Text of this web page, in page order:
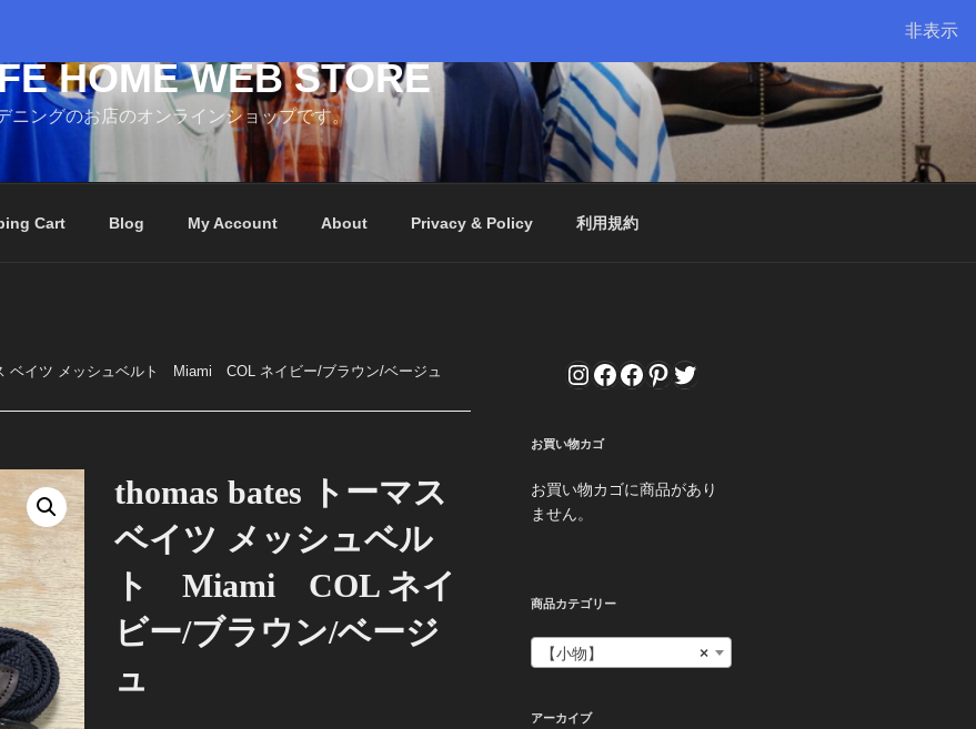
非表示
HOME WEB STORE
ニングのお店のオンラインショップです。
Cart Blog My Account About Privacy & Policy 利用規約
ベイツ メッシュベルト Miami COL ネイビー/ブラウン/ベージュ
thomas bates トーマス
ベイツ メッシュベル
ト Miami COL ネイ
ビー/ブラウン/ベージ
ュ
Instagram
Facebook
Facebook
Pinterest
Twitter
お買い物カゴ
お買い物カゴに商品があり
ません。
商品カテゴリー
×
【小物】
アーカイブ